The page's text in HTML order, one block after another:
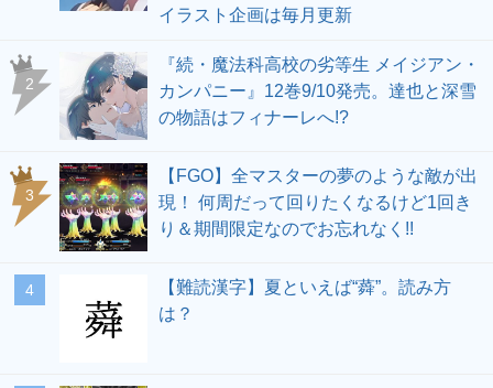
イラスト企画は毎月更新
2
『続・魔法科高校の劣等生 メイジアン・
カンパニー』12巻9/10発売。達也と深雪
の物語はフィナーレへ!?
3
【FGO】全マスターの夢のような敵が出
現！ 何周だって回りたくなるけど1回き
り＆期間限定なのでお忘れなく!!
4
【難読漢字】夏といえば“蕣”。読み方
は？